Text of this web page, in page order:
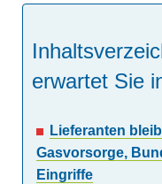
erwartet Sie
Lieferanten
Gasvorsorge,
Eingriffe